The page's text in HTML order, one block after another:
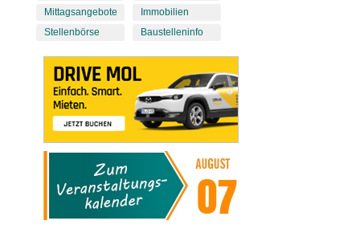
Mittagsangebote
Stellenbörse
Immobilien
Baustelleninfo